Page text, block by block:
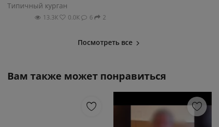
Типичный курган
13.3К 0.0К 6 2
Посмотреть все
Вам также может понравиться